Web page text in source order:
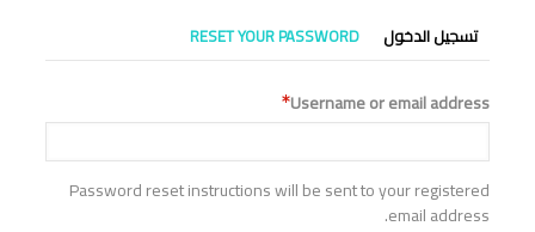
التبويبات
الأساسية
تسجيل الدخول RESET YOUR PASSWORD
Username or email address
Password reset instructions will be sent to your registered
email address.